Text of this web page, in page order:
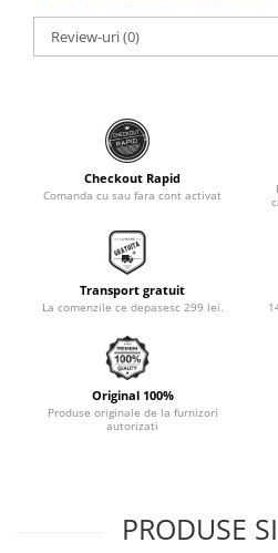
Review-uri(0)
Checkout Rapid
Comanda cu sau fara cont activat
Transport gratuit
La comenzile ce depasesc 299 lei.
Original 100%
Produse originale de la furnizori
autorizati
PRODUSE